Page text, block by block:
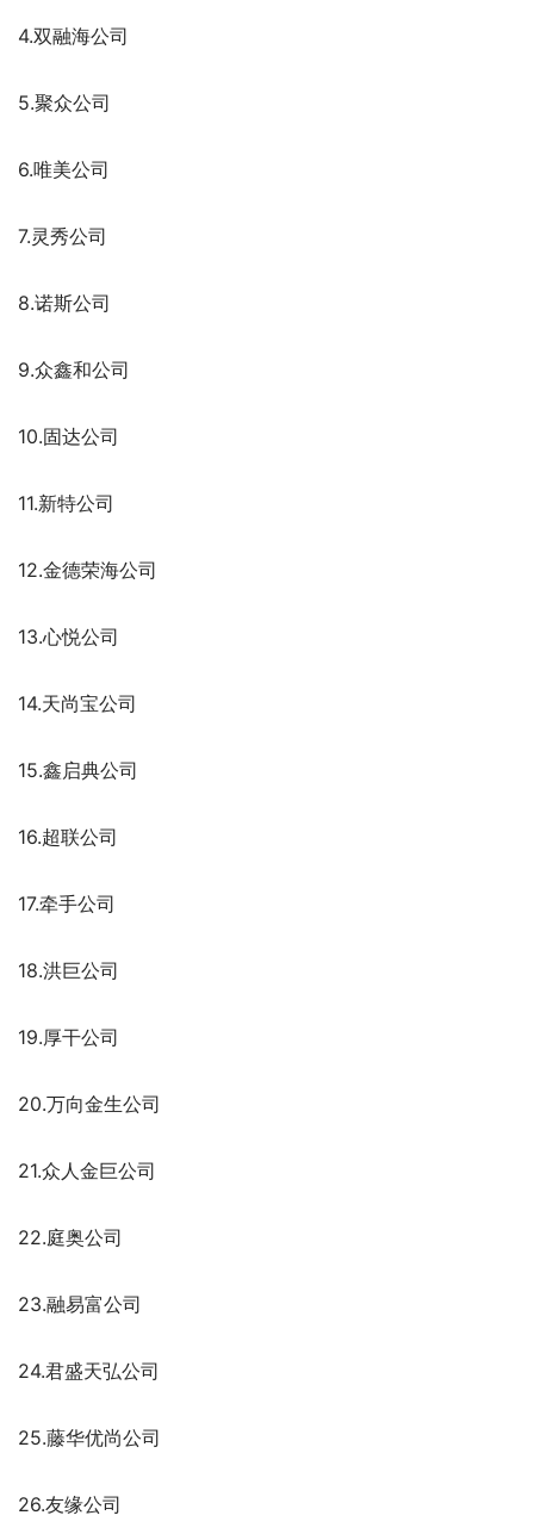
4.双融海公司
5.聚众公司
6.唯美公司
7.灵秀公司
8.诺斯公司
9.众鑫和公司
10.固达公司
11.新特公司
12.金德荣海公司
13.心悦公司
14.天尚宝公司
15.鑫启典公司
16.超联公司
17.牵手公司
18.洪巨公司
19.厚干公司
20.万向金生公司
21.众人金巨公司
22.庭奥公司
23.融易富公司
24.君盛天弘公司
25.藤华优尚公司
26.友缘公司